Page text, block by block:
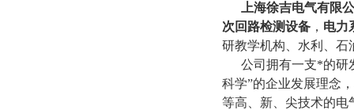
上海徐吉电气有限
次回路检测设备， 电力
研教学机构、水利、石
公司拥有一支*的研
科学”的企业发展理念
等高、新、尖技术的电